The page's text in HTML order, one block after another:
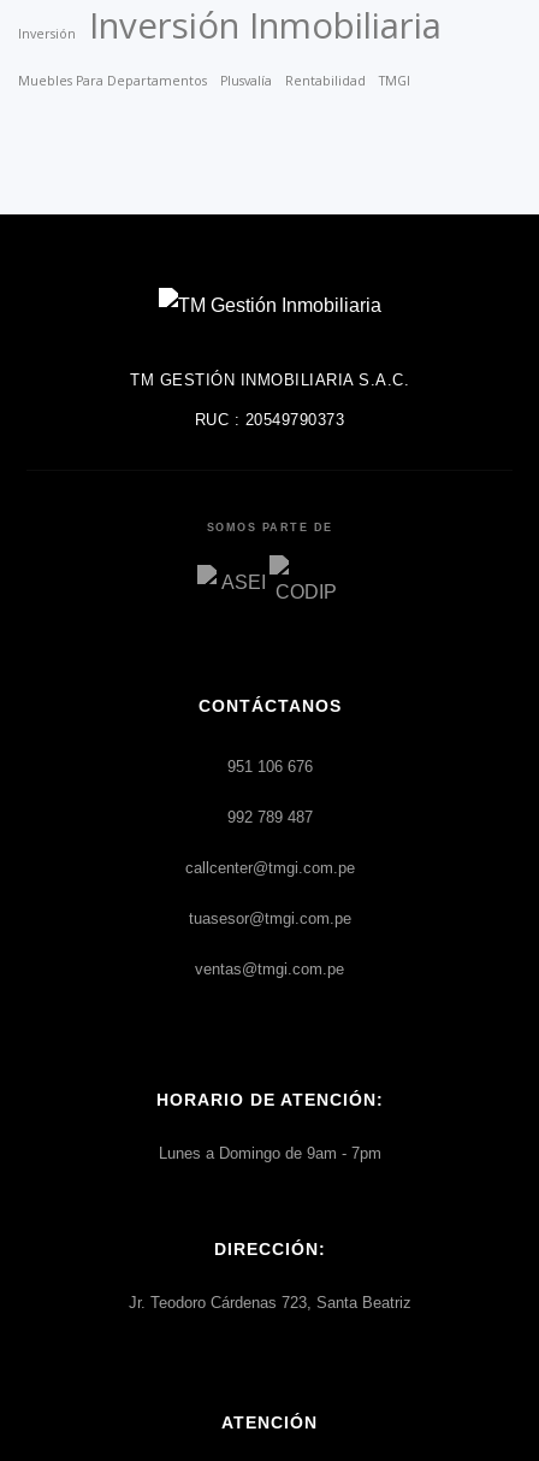
Inversión Inversión Inmobiliaria
Muebles Para Departamentos Plusvalía Rentabilidad TMGI
TM GESTIÓN INMOBILIARIA S.A.C.
RUC : 20549790373
SOMOS PARTE DE
CONTÁCTANOS
951 106 676
992 789 487
callcenter@tmgi.com.pe
tuasesor@tmgi.com.pe
ventas@tmgi.com.pe
HORARIO DE ATENCIÓN:
Lunes a Domingo de 9am - 7pm
DIRECCIÓN:
Jr. Teodoro Cárdenas 723, Santa Beatriz
ATENCIÓN